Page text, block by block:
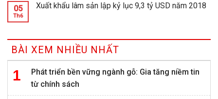
05
Th6
Xuất khẩu lâm sản lập kỷ lục 9,3 tỷ USD năm 2018
BÀI XEM NHIỀU NHẤT
Phát triển bền vững ngành gỗ: Gia tăng niềm tin
từ chính sách